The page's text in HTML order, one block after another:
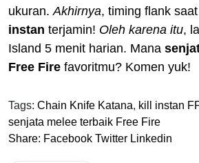
ukuran. Akhirnya, timing flank
instan terjamin! Oleh karena itu,
Island 5 menit harian. Mana
Free Fire favoritmu? Komen yuk!
Tags: Chain Knife Katana, kill instan FF
senjata melee terbaik Free Fire
Share: Facebook Twitter Linkedin